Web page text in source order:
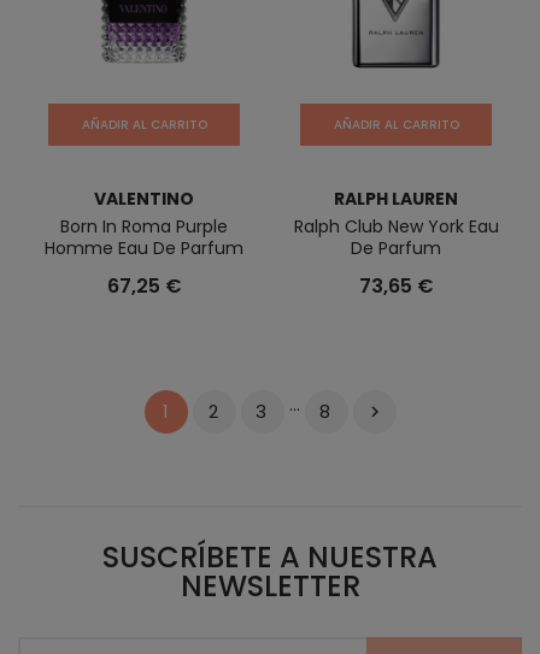
AÑADIR AL CARRITO
VALENTINO
Born In Roma Purple
Homme Eau De Parfum
67,25 €
AÑADIR AL CARRITO
RALPH LAUREN
Ralph Club New York Eau
De Parfum
73,65 €
1 2 3 … 8 
SUSCRÍBETE A NUESTRA
NEWSLETTER